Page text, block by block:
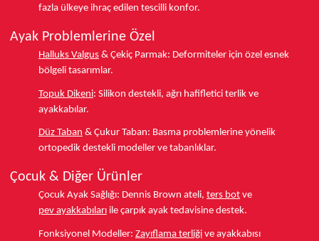
fazla ülkeye ihraç edilen tescilli konfor.
Ayak Problemlerine Özel
Halluks Valgus & Çekiç Parmak: Deformiteler için özel esnek
bölgeli tasarımlar.
Topuk Dikeni: Silikon destekli, ağrı hafifletici terlik ve
ayakkabılar.
Düz Taban & Çukur Taban: Basma problemlerine yönelik
ortopedik destekli modeller ve tabanlıklar.
Çocuk & Diğer Ürünler
Çocuk Ayak Sağlığı: Dennis Brown ateli, ters bot ve
pev ayakkabıları ile çarpık ayak tedavisine destek.
Fonksiyonel Modeller: Zayıflama terliği ve ayakkabısı